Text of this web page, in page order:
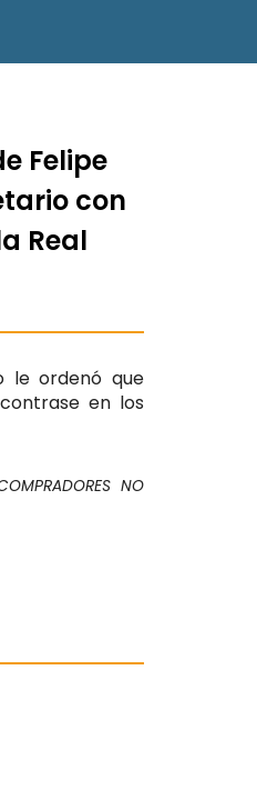
Felipe
con
Real
le ordenó que
en los
NO